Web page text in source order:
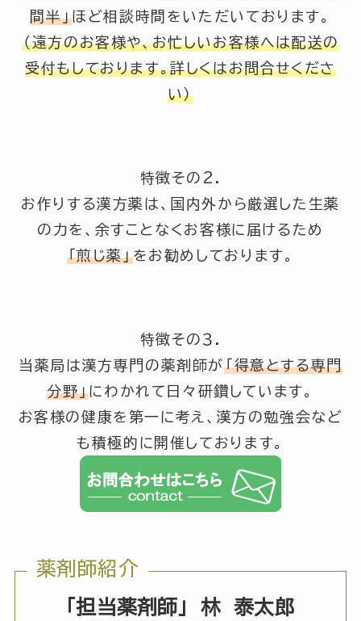
間半」ほど相談時間をいただいております。
（遠方のお客様や、お忙しいお客様へは配送の
受付もしております。詳しくはお問合せくださ
い）
特徴その2.
お作りする漢方薬は、国内外から厳選した生薬
の力を、余すことなくお客様に届けるため
「煎じ薬」をお勧めしております。
特徴その３.
当薬局は漢方専門の薬剤師が「得意とする専門
分野」にわかれて日々研鑽しています。
お客様の健康を第一に考え、漢方の勉強会など
も積極的に開催しております。
薬剤師紹介
「担当薬剤師」 林 泰太郎